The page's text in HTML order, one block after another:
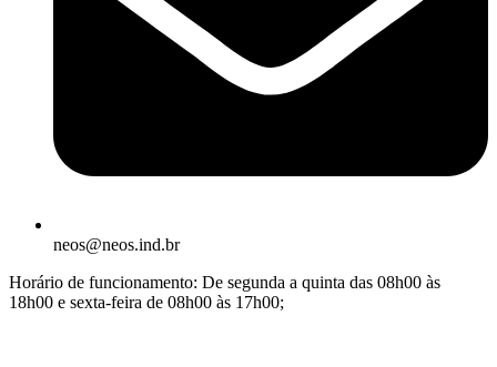
neos@neos.ind.br
Horário de funcionamento: De segunda a quinta das 08h00 às
18h00 e sexta-feira de 08h00 às 17h00;